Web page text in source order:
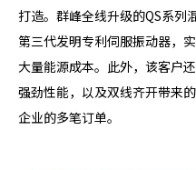
打造。群峰全线升级的QS系列
第三代发明专利伺服振动器，
大量能源成本。此外，该客户
强劲性能，以及双线齐开带来
企业的多笔订单。